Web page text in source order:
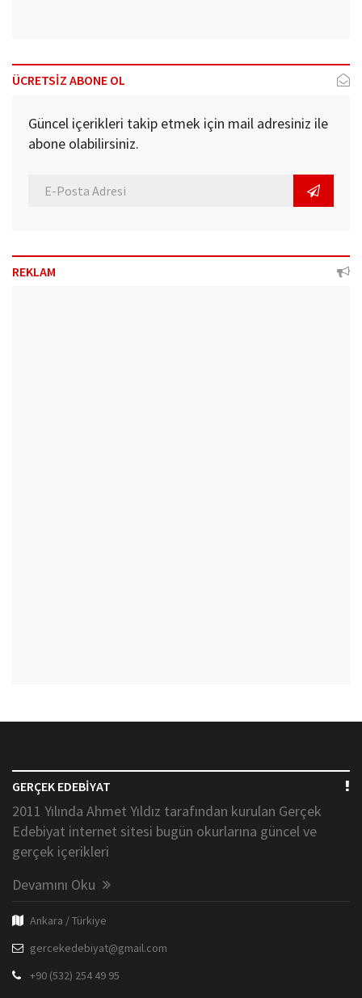
ÜCRETSİZ ABONE OL
Güncel içerikleri takip etmek için mail adresiniz ile
abone olabilirsiniz.
REKLAM
GERÇEK EDEBİYAT
2011 Yılında Ahmet Yıldız tarafından kurulan Gerçek
Edebiyat internet sitesi bugün okurlarına güncel ve
gerçek içerikleri
Devamını Oku
Ankara / Türkiye
gercekedebiyat@gmail.com
+90 (532) 254 49 95